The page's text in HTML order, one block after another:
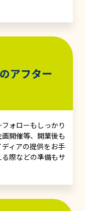
アフター
ォローもしっかり
開催等、開業後も
ィアの提供をお手
際などの準備もサ